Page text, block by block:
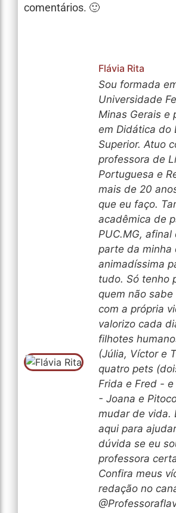
comentários. 🙂
Flávia Rita
Sou formada
Universidade
Minas Gerais e
em Didática do
Superior. Atuo
professora de
Portuguesa e
mais de 20
que eu faço.
acadêmica de
PUC.MG,
parte da minha
animadíssima
tudo. Só tenho
quem não
com a própria
valorizo cada
filhotes
(Júlia, Víctor e
quatro pets
Frida e Fred -
- Joana e
mudar de vida.
aqui para
dúvida se eu
professora
Confira meus
redação no